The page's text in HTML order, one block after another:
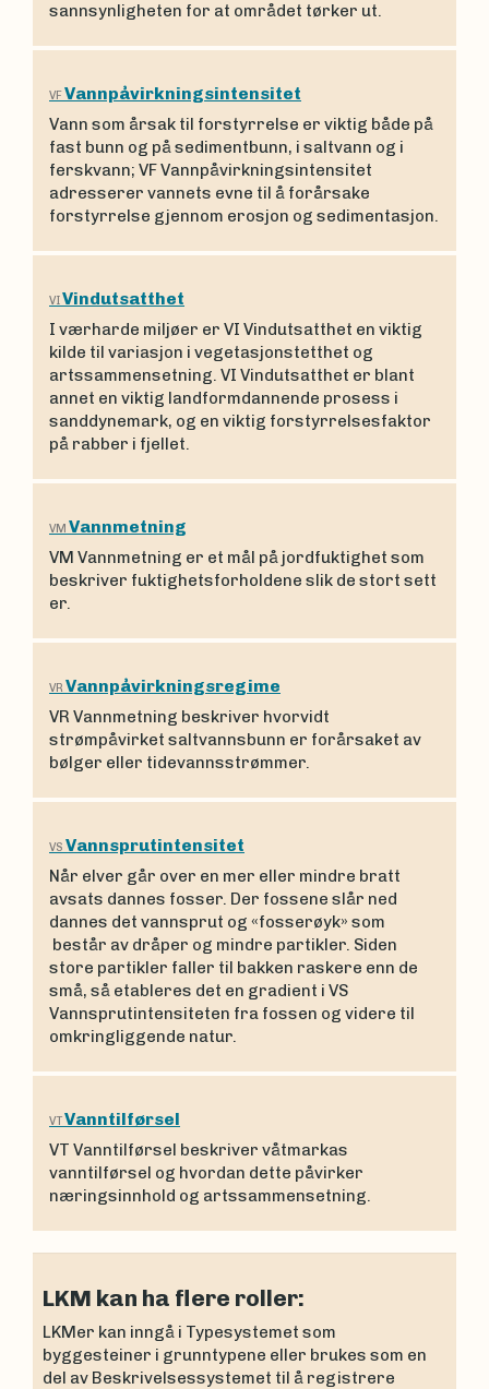
sannsynligheten for at området tørker ut.
VFVannpåvirkningsintensitet
Vann som årsak til forstyrrelse er viktig både på
fast bunn og på sedimentbunn, i saltvann og i
ferskvann; VF Vannpåvirkningsintensitet
adresserer vannets evne til å forårsake
forstyrrelse gjennom erosjon og sedimentasjon.
VIVindutsatthet
I værharde miljøer er VI Vindutsatthet en viktig
kilde til variasjon i vegetasjonstetthet og
artssammensetning. VI Vindutsatthet er blant
annet en viktig landformdannende prosess i
sanddynemark, og en viktig forstyrrelsesfaktor
på rabber i fjellet.
VM Vannmetning
VM Vannmetning er et mål på jordfuktighet som
beskriver fuktighetsforholdene slik de stort sett
er.
VR Vannpåvirkningsregime
VR Vannmetning beskriver hvorvidt
strømpåvirket saltvannsbunn er forårsaket av
bølger eller tidevannsstrømmer.
VS Vannsprutintensitet
Når elver går over en mer eller mindre bratt
avsats dannes fosser. Der fossene slår ned
dannes det vannsprut og «fosserøyk» som
består av dråper og mindre partikler. Siden
store partikler faller til bakken raskere enn de
små, så etableres det en gradient i VS
Vannsprutintensiteten fra fossen og videre til
omkringliggende natur.
VTVanntilførsel
VT Vanntilførsel beskriver våtmarkas
vanntilførsel og hvordan dette påvirker
næringsinnhold og artssammensetning.
LKM kan ha flere roller:
LKMer kan inngå i Typesystemet som
byggesteiner i grunntypene eller brukes som en
del av Beskrivelsessystemet til å registrere